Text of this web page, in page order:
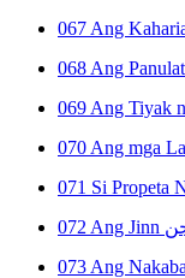
067 Ang
068 Ang Panulat
069 Ang Tiyak
070 Ang mga
071 Si Propeta
072 Ang Jinn
073 Ang